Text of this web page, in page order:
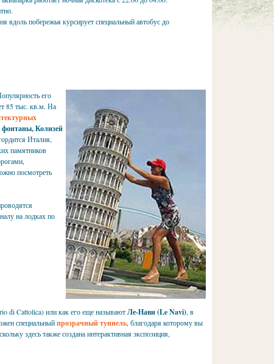
побережья курсирует специальный автобус до
его
85 тыс. кв.м. На
Колизей
Италия,
памятников
посмотреть
на лодках по
di Cattolica) или как его еще называютЛе-Нави (Le Navi), в
специальныйпрозрачный туннель, благодаря которому вы
здесь также создана интерактивная экспозиция,